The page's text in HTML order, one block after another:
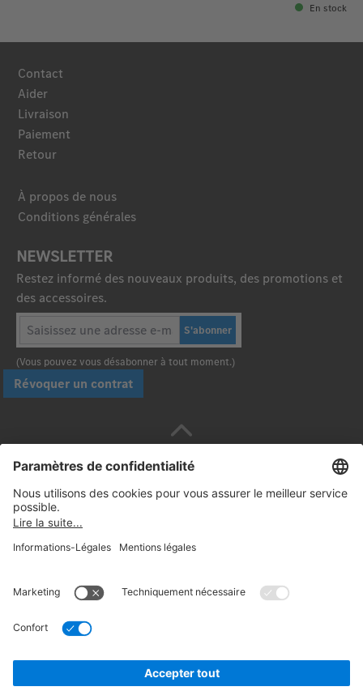
En stock
Contact
Aider
Livraison
Paiement
Retour
À propos de nous
Conditions générales
NEWSLETTER
Restez informé des nouveaux produits, des promotions et
des accessoires.
S'abonner
(Vous pouvez vous désabonner à tout moment.)
Révoquer un contrat
Payez en toute sécurité avec :
© 2026. Daimler Truck AG. Tous droits réservés.
Informations Légales
Rétractation